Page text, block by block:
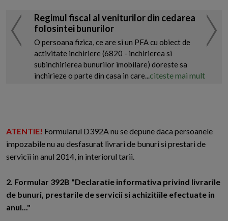
Regimul fiscal al veniturilor din cedarea
folosintei bunurilor
O persoana fizica, ce are si un PFA cu obiect de
activitate inchiriere (6820 - inchirierea si
subinchirierea bunurilor imobilare) doreste sa
inchirieze o parte din casa in care...citeste mai mult
ATENTIE! Formularul D392A nu se depune daca persoanele
impozabile nu au desfasurat livrari de bunuri si prestari de
servicii in anul 2014, in interiorul tarii.
2. Formular 392B "Declaratie informativa privind livrarile
de bunuri, prestarile de servicii si achizitiile efectuate in
anul..."